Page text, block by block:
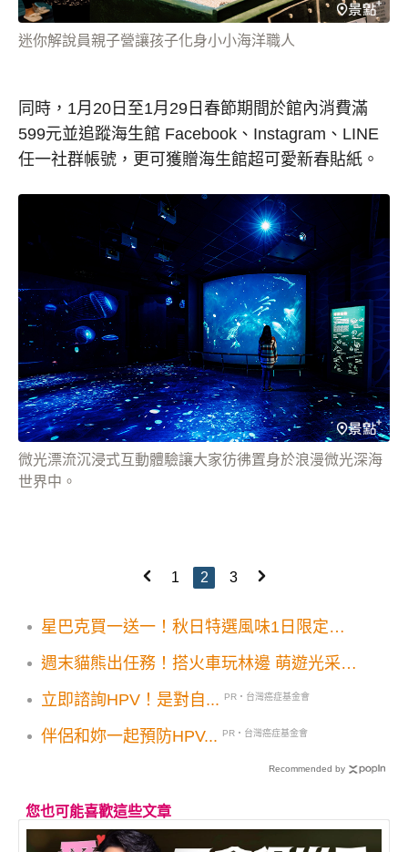
迷你解說員親子營讓孩子化身小小海洋職人
同時，1月20日至1月29日春節期間於館內消費滿
599元並追蹤海生館 Facebook、Instagram、LINE
任一社群帳號，更可獲贈海生館超可愛新春貼紙。
微光漂流沉浸式互動體驗讓大家彷彿置身於浪漫微光深海
世界中。
1 2 3
星巴克買一送一！秋日特選風味1日限定好
週末貓熊出任務！搭火車玩林邊 萌遊光采濕
立即諮詢HPV！是對自...
PR・台灣癌症基金會
伴侶和妳一起預防HPV... PR・台灣癌症基金會
Recommended by
您也可能喜歡這些文章